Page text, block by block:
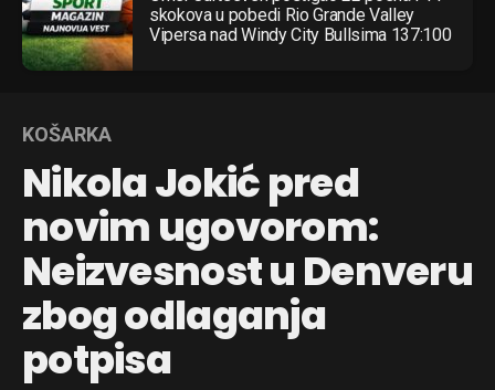
skokova u pobedi Rio Grande Valley
Vipersa nad Windy City Bullsima 137:100
KOŠARKA
Nikola Jokić pred
novim ugovorom:
Neizvesnost u Denveru
zbog odlaganja
potpisa